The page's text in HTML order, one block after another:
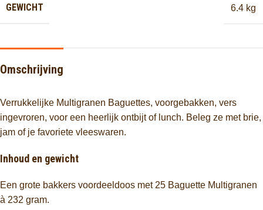
GEWICHT 6.4 kg
Omschrijving
Verrukkelijke Multigranen Baguettes, voorgebakken, vers
ingevroren, voor een heerlijk ontbijt of lunch. Beleg ze met brie,
jam of je favoriete vleeswaren.
Inhoud en gewicht
Een grote bakkers voordeeldoos met 25 Baguette Multigranen
à 232 gram.